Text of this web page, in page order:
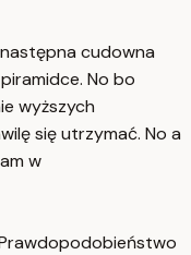
cudowna
No bo
wyższych
się utrzymać. No a
w